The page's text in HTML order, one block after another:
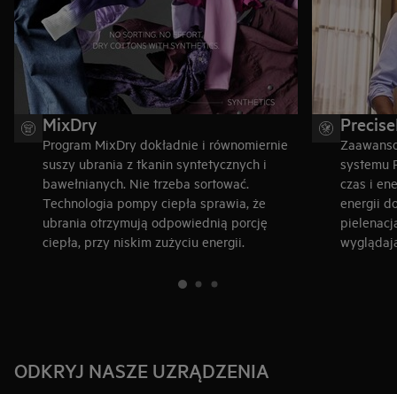
MixDry
Program MixDry dokładnie i równomiernie
suszy ubrania z tkanin syntetycznych i
bawełnianych. Nie trzeba sortować.
Technologia pompy ciepła sprawia, że
ubrania otrzymują odpowiednią porcję
ciepła, przy niskim zużyciu energii.
systemu
czas i
energii
ODKRYJ NASZE UZRĄDZENIA